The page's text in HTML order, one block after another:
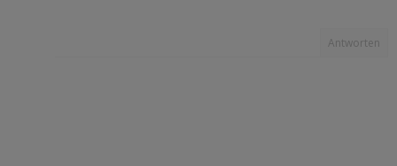
Antworten